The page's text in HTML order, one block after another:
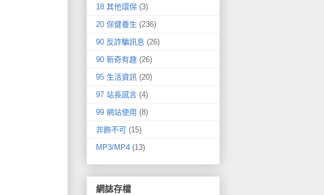
18 其他環保 (3)
20 保健養生 (236)
90 反詐騙訊息 (26)
90 新奇有趣 (26)
95 生活資訊 (20)
97 站長感言 (4)
99 網站使用 (8)
非飾不可 (15)
MP3/MP4 (13)
網誌存檔